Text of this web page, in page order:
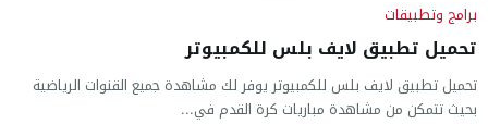
برامج وتطبيقات
تحميل تطبيق لايف بلس للكمبيوتر
تحميل تطبيق لايف بلس للكمبيوتر يوفر لك مشاهدة جميع القنوات الرياضية
بحيث تتمكن من مشاهدة مباريات كرة القدم في...